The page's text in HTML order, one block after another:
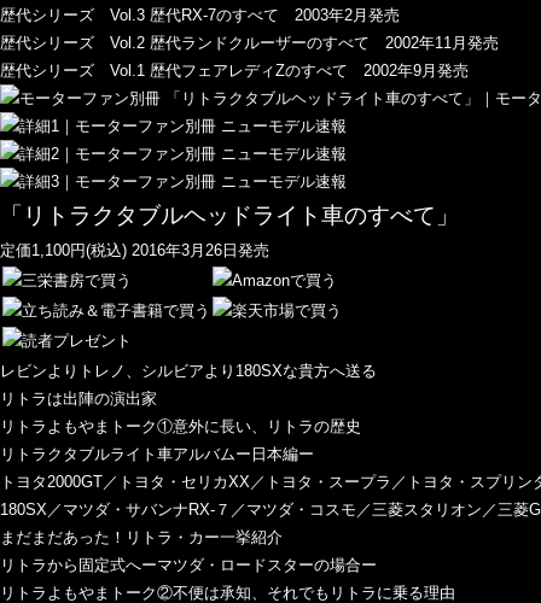
歴代シリーズ Vol.3 歴代RX-7のすべて 2003年2月発売
歴代シリーズ Vol.2 歴代ランドクルーザーのすべて 2002年11月発売
歴代シリーズ Vol.1 歴代フェアレディZのすべて 2002年9月発売
「リトラクタブルヘッドライト車のすべて」
定価1,100円(税込) 2016年3月26日発売
レビンよりトレノ、シルビアより180SXな貴方へ送る
リトラは出陣の演出家
リトラよもやまトーク①意外に長い、リトラの歴史
リトラクタブルライト車アルバムー日本編ー
トヨタ2000GT／トヨタ・セリカXX／トヨタ・スープラ／トヨタ・スプリ
180SX／マツダ・サバンナRX-７／マツダ・コスモ／三菱スタリオン／三
まだまだあった！リトラ・カー一挙紹介
リトラから固定式へーマツダ・ロードスターの場合ー
リトラよもやまトーク②不便は承知、それでもリトラに乗る理由